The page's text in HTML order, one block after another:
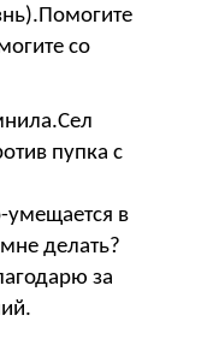
со
пупка с
умещается в
делать?
за